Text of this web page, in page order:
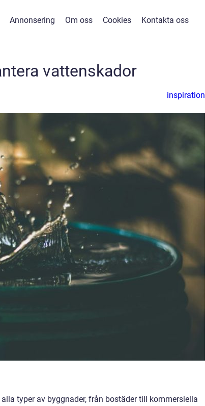
Annonsering Om oss Cookies Kontakta oss
vattenskador
inspiration
typer av byggnader, från bostäder till kommersiella